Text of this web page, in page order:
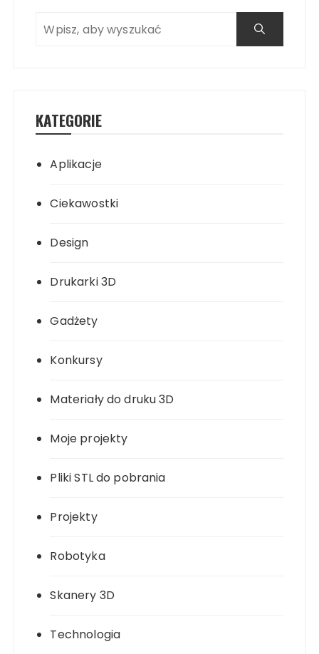
KATEGORIE
Aplikacje
Ciekawostki
Design
Drukarki 3D
Gadżety
Konkursy
Materiały do druku 3D
Moje projekty
Pliki STL do pobrania
Projekty
Robotyka
Skanery 3D
Technologia